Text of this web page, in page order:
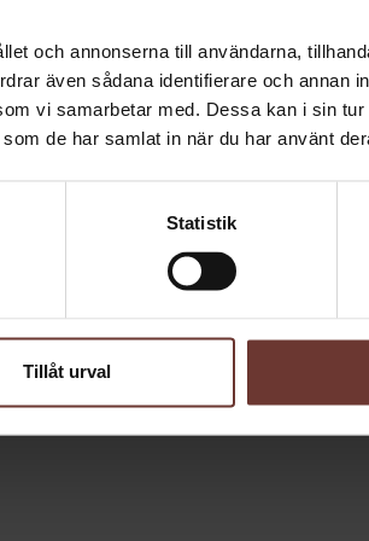
och annonserna till användarna,
även sådana identifierare och annan
vi samarbetar med. Dessa kan i sin
de har samlat in när du har använt
Statistik
Tillåt urval
ett
krydda
över
marknadsför vin och
Group Sweden. Vårt syfte är att
du vara över 25 år.